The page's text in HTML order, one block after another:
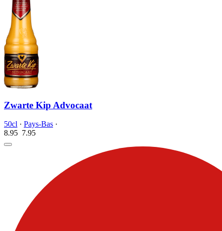
Zwarte Kip Advocaat
50cl · Pays-Bas ·
8.95 7.95